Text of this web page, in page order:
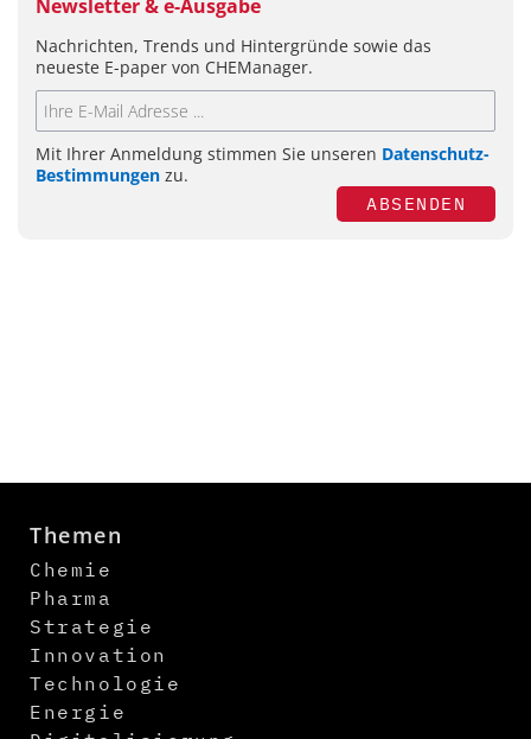
Newsletter & e-Ausgabe
Nachrichten, Trends und Hintergründe sowie das
neueste E-paper von CHEManager.
Mit Ihrer Anmeldung stimmen Sie unseren Datenschutz-
Bestimmungen zu.
ABSENDEN
Themen
Chemie
Pharma
Strategie
Innovation
Technologie
Energie